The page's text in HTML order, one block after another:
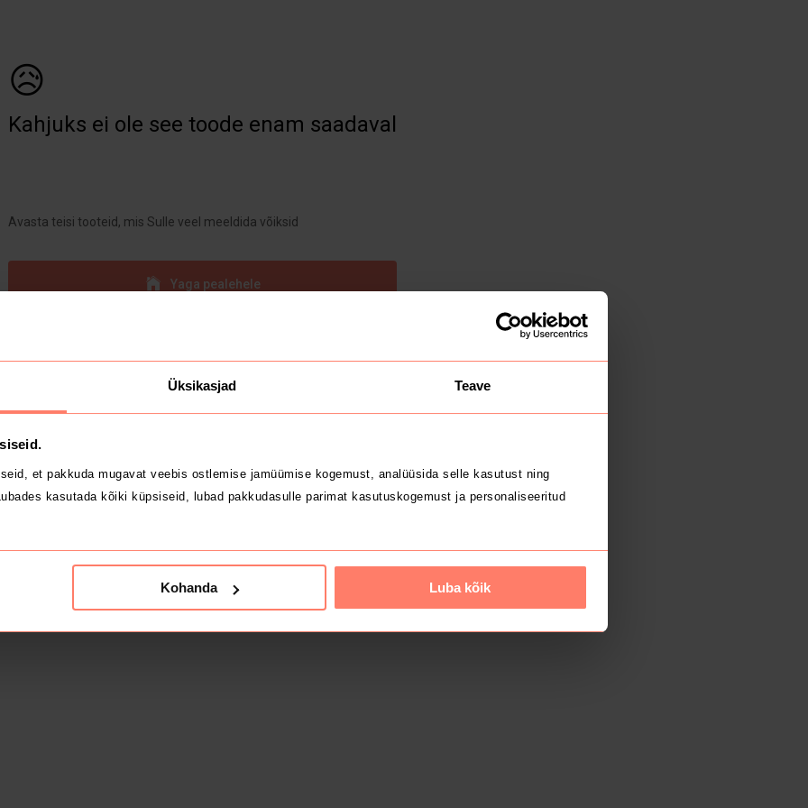
Üksikasjad Teave
et pakkuda mugavat veebis ostlemise jamüümise kogemust, analüüsida selle kasutust ning
kasutada kõiki küpsiseid, lubad pakkudasulle parimat kasutuskogemust ja personaliseeritud
Kohanda Luba kõik
😥
Kahjuks ei ole see toode enam saadaval
Avasta teisi tooteid, mis Sulle veel meeldida võiksid
Yaga pealehele